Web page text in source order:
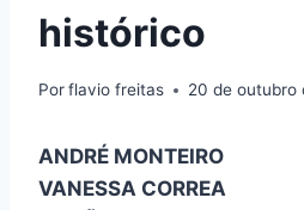
histórico
Porflavio freitas 20 de outubro
ANDRÉ MONTEIRO
VANESSA CORREA